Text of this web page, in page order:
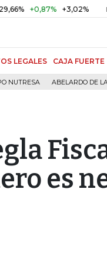
+3,02% DTF
LEGALES CAJA FUERTE
NUTRESA ABELARDO DE
es